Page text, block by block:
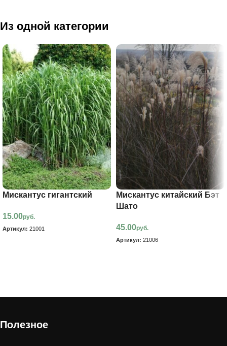
Из одной категории
Мискантус гигантский
15.00руб.
Артикул: 21001
Мискантус китайский Бэт
Шато
45.00руб.
Артикул: 21006
Полезное